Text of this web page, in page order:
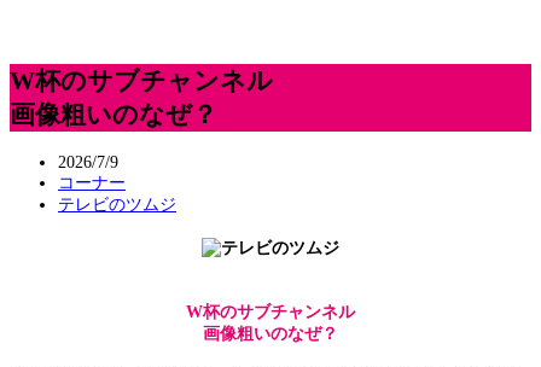
W杯のサブチャンネル
画像粗いのなぜ？
2026/7/9
コーナー
テレビのツムジ
W杯のサブチャンネル
画像粗いのなぜ？